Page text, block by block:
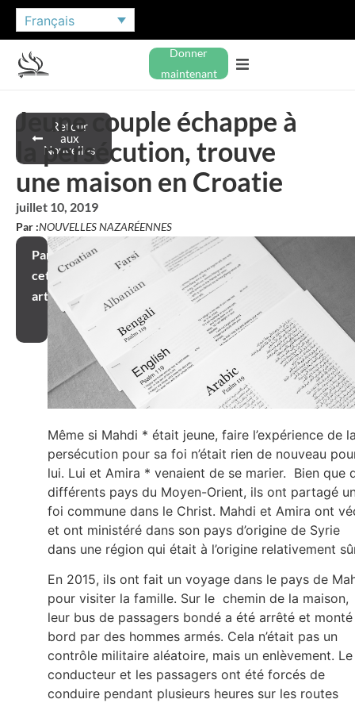
Français
Donner
maintenant
Retour
aux
Nouvelles
Jeune couple échappe à
la persécution, trouve
une maison en Croatie
juillet 10, 2019
Par :NOUVELLES NAZARÉENNES
Partager
cet
article
Même si Mahdi * était jeune, faire l’expérience de
persécution pour sa foi n’était rien de nouveau
lui. Lui et Amira * venaient de se marier. Bien que
différents pays du Moyen-Orient, ils ont partagé
foi commune dans le Christ. Mahdi et Amira ont
et ont ministéré dans son pays d’origine de Syrie
dans une région qui était à l’origine relativement
En 2015, ils ont fait un voyage dans le pays de
pour visiter la famille. Sur le chemin de la maison,
leur bus de passagers bondé a été arrêté et
bord par des hommes armés. Cela n’était pas un
contrôle militaire aléatoire, mais un enlèvement. Le
conducteur et les passagers ont été forcés de
conduire pendant plusieurs heures sur les routes